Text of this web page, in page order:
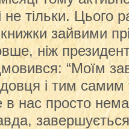
не тільки. Цього
книжки зайвими
ніж
“Моїм
і тим самим
в нас просто